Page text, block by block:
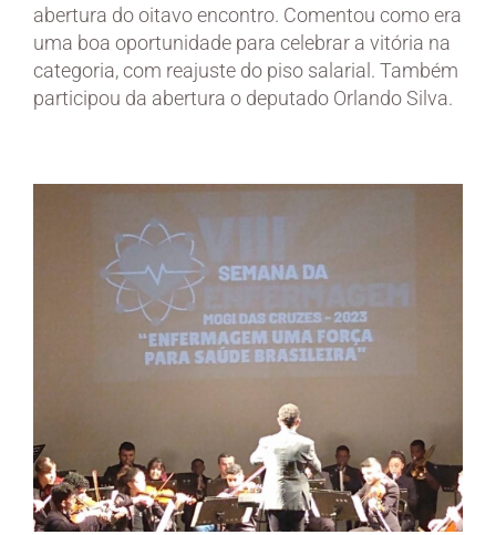
abertura do oitavo encontro. Comentou como era
uma boa oportunidade para celebrar a vitória na
categoria, com reajuste do piso salarial. Também
participou da abertura o deputado Orlando Silva.